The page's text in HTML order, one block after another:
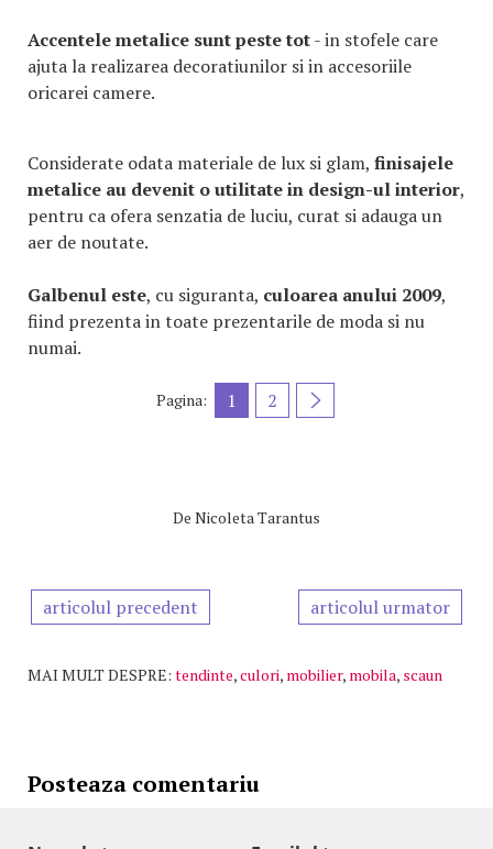
Accentele metalice sunt peste tot- in stofele care
ajuta la realizarea decoratiunilor si in accesoriile
oricarei camere.
Considerate odata materiale de lux si glam, finisajele
metalice au devenit o utilitate in design-ul interior,
pentru ca ofera senzatia de luciu, curat si adauga un
aer de noutate.
Galbenul este, cu siguranta, culoarea anului 2009,
fiind prezenta in toate prezentarile de moda si nu
numai.
Pagina: 1 2
De Nicoleta Tarantus
articolul precedent articolul urmator
MAI MULT DESPRE: tendinte,culori, mobilier, mobila, scaun
Posteaza comentariu